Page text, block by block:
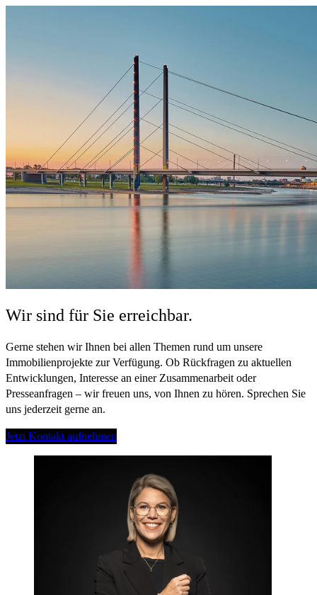
Wir sind für Sie erreichbar.
Gerne stehen wir Ihnen bei allen Themen rund um unsere
Immobilienprojekte zur Verfügung. Ob Rückfragen zu aktuellen
Entwicklungen, Interesse an einer Zusammenarbeit oder
Presseanfragen – wir freuen uns, von Ihnen zu hören. Sprechen Sie
uns jederzeit gerne an.
Jetzt Kontakt aufnehmen